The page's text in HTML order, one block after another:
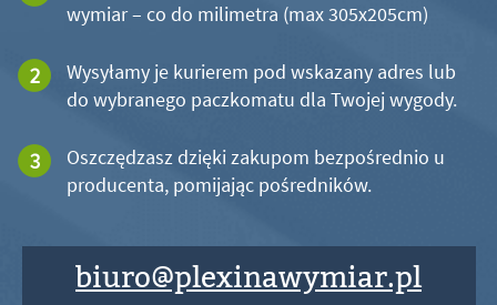
wymiar – co do milimetra (max 305x205cm)
Wysyłamy je kurierem pod wskazany adres lub
do wybranego paczkomatu dla Twojej wygody.
Oszczędzasz dzięki zakupom bezpośrednio u
producenta, pomijając pośredników.
biuro@plexinawymiar.pl